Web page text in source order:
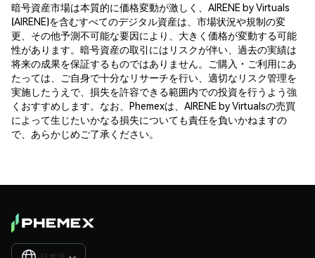
暗号資産市場は本質的に価格変動が激しく、AIRENE by Virtuals
(AIRENE)を含むすべてのデジタル資産は、市場状況や規制の変
更、その他予測不可能な要因により、大きく価格が変動する可能
性があります。暗号資産の取引にはリスクが伴い、過去の実績は
将来の成果を保証するものではありません。ご購入・ご利用にあ
たっては、ご自身で十分なリサーチを行い、適切なリスク管理を
実施したうえで、損失を許容できる範囲内での投資を行うよう強
くおすすめします。なお、Phemexは、AIRENE by Virtualsの売買
によって生じたいかなる損失についても責任を負いかねますの
で、あらかじめご了承ください。